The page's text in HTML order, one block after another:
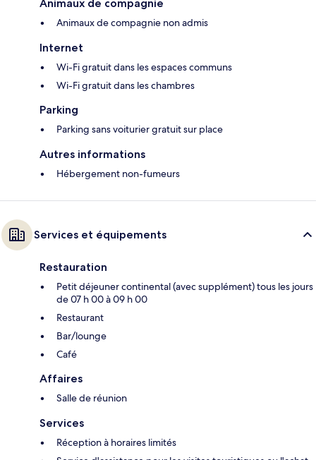
Animaux de compagnie
Animaux de compagnie non admis
Internet
Wi-Fi gratuit dans les espaces communs
Wi-Fi gratuit dans les chambres
Parking
Parking sans voiturier gratuit sur place
Autres informations
Hébergement non-fumeurs
Services et équipements
Restauration
Petit déjeuner continental (avec supplément) tous les jours
de 07 h 00 à 09 h 00
Restaurant
Bar/lounge
Café
Affaires
Salle de réunion
Services
Réception à horaires limités